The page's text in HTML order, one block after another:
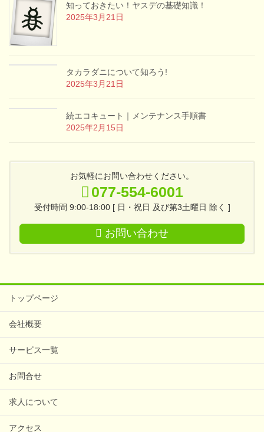
知っておきたい！ヤスデの基礎知識！
2025年3月21日
タカラダニについて知ろう!
2025年3月21日
続エコキュート｜メンテナンス手順書
2025年2月15日
お気軽にお問い合わせください。
077-554-6001
受付時間 9:00-18:00 [ 日・祝日 及び第3土曜日 除く ]
お問い合わせ
トップページ
会社概要
サービス一覧
お問合せ
求人について
アクセス